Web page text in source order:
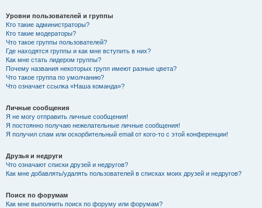
Уровни пользователей и группы
Кто такие администраторы?
Кто такие модераторы?
Что такое группы пользователей?
Где находятся группы и как мне вступить в них?
Как мне стать лидером группы?
Почему названия некоторых групп имеют разные цвета?
Что такое группа по умолчанию?
Что означает ссылка «Наша команда»?
Личные сообщения
Я не могу отправить личные сообщения!
Я постоянно получаю нежелательные личные сообщения!
Я получил спам или оскорбительный email от кого-то с этой конференции!
Друзья и недруги
Что означают списки друзей и недругов?
Как мне добавлять/удалять пользователей в списках моих друзей и недругов?
Поиск по форумам
Как мне выполнить поиск по форуму или форумам?